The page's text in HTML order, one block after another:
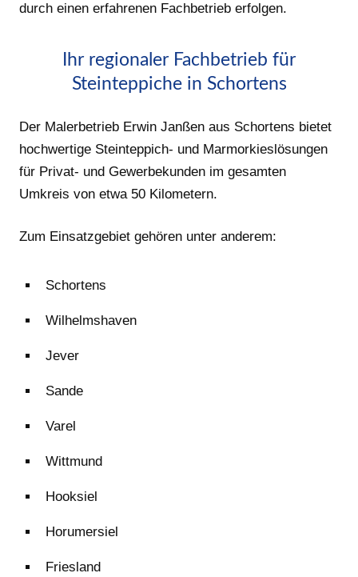
durch einen erfahrenen Fachbetrieb erfolgen.
Ihr regionaler Fachbetrieb für
Steinteppiche in Schortens
Der Malerbetrieb Erwin Janßen aus Schortens bietet
hochwertige Steinteppich- und Marmorkieslösungen
für Privat- und Gewerbekunden im gesamten
Umkreis von etwa 50 Kilometern.
Zum Einsatzgebiet gehören unter anderem:
Schortens
Wilhelmshaven
Jever
Sande
Varel
Wittmund
Hooksiel
Horumersiel
Friesland